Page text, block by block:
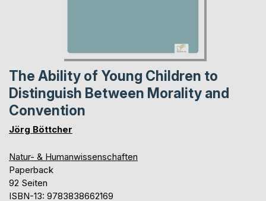
The Ability of Young Children to
Distinguish Between Morality and
Convention
Jörg Böttcher
Natur- & Humanwissenschaften
Paperback
92 Seiten
ISBN-13: 9783838662169